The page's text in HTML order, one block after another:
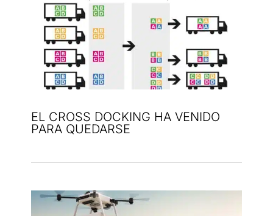
EL CROSS DOCKING HA VENIDO
PARA QUEDARSE